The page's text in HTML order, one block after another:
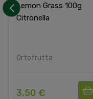
Lemon Grass 100g
Citronella
Ortofrutta
3,50 €